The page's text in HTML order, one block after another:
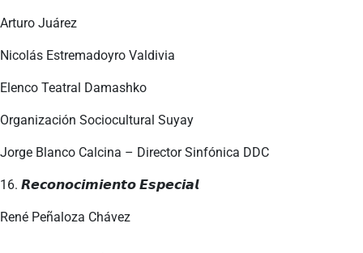
Arturo Juárez
Nicolás Estremadoyro Valdivia
Elenco Teatral Damashko
Organización Sociocultural Suyay
Jorge Blanco Calcina – Director Sinfónica DDC
16. 𝙍𝙚𝙘𝙤𝙣𝙤𝙘𝙞𝙢𝙞𝙚𝙣𝙩𝙤 𝙀𝙨𝙥𝙚𝙘𝙞𝙖𝙡
René Peñaloza Chávez